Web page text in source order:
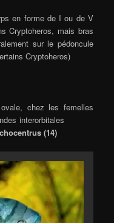
en forme de I ou de V
Cryptoheros, mais bras
sur le pédoncule
certains Cryptoheros)
chez les femelles
bandes interorbitales
(14)